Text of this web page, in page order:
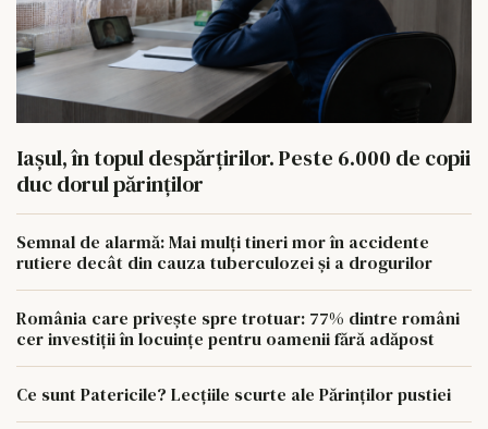
Iașul, în topul despărțirilor. Peste 6.000 de copii
duc dorul părinților
Semnal de alarmă: Mai mulți tineri mor în accidente
rutiere decât din cauza tuberculozei și a drogurilor
România care privește spre trotuar: 77% dintre români
cer investiții în locuințe pentru oamenii fără adăpost
Ce sunt Patericile? Lecțiile scurte ale Părinților pustiei